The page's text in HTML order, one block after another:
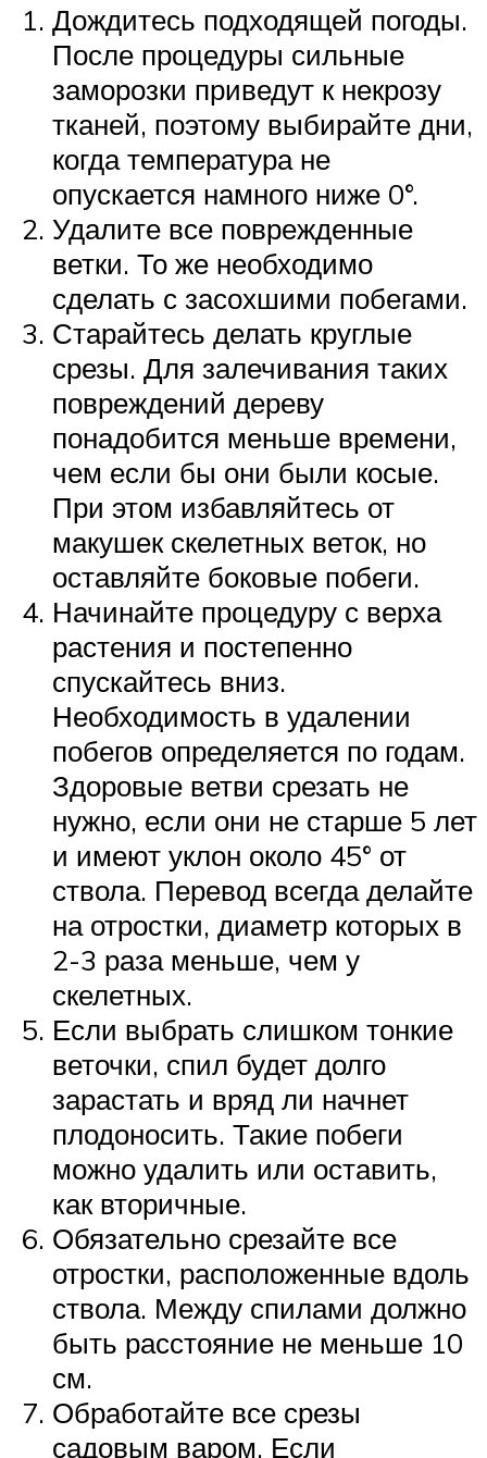
Дождитесь подходящей погоды.
После процедуры сильные
заморозки приведут к некрозу
тканей, поэтому выбирайте дни,
когда температура не
опускается намного ниже 0°.
Удалите все поврежденные
ветки. То же необходимо
сделать с засохшими побегами.
Старайтесь делать круглые
срезы. Для залечивания таких
повреждений дереву
понадобится меньше времени,
чем если бы они были косые.
При этом избавляйтесь от
макушек скелетных веток, но
оставляйте боковые побеги.
Начинайте процедуру с верха
растения и постепенно
спускайтесь вниз.
Необходимость в удалении
побегов определяется по годам.
Здоровые ветви срезать не
нужно, если они не старше 5 лет
и имеют уклон около 45° от
ствола. Перевод всегда делайте
на отростки, диаметр которых в
2-3 раза меньше, чем у
скелетных.
Если выбрать слишком тонкие
веточки, спил будет долго
зарастать и вряд ли начнет
плодоносить. Такие побеги
можно удалить или оставить,
как вторичные.
Обязательно срезайте все
отростки, расположенные вдоль
ствола. Между спилами должно
быть расстояние не меньше 10
см.
Обработайте все срезы
садовым варом. Если